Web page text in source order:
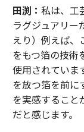
田渕： 私は、工
ラグジュアリー
えり）例えば、
をもつ箔の技術
使用されていま
を放つ箔を前に
を実感すること
だと感じます。